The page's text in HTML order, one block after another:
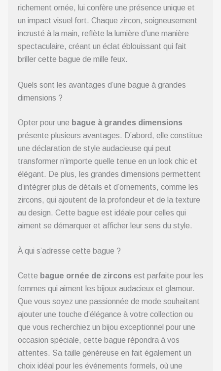
richement ornée, lui confère une présence unique et
un impact visuel fort. Chaque zircon, soigneusement
incrusté à la main, reflète la lumière d’une manière
spectaculaire, créant un éclat éblouissant qui fait
briller cette bague de mille feux.
Quels sont les avantages d’une bague à grandes
dimensions ?
Opter pour une bague à grandes dimensions
présente plusieurs avantages. D’abord, elle constitue
une déclaration de style audacieuse qui peut
transformer n’importe quelle tenue en un look chic et
élégant. De plus, les grandes dimensions permettent
d’intégrer plus de détails et d’ornements, comme les
zircons, qui ajoutent de la profondeur et de la texture
au design. Cette bague est idéale pour celles qui
aiment se démarquer et afficher leur sens du style.
À qui s’adresse cette bague ?
Cette bague ornée de zircons est parfaite pour les
femmes qui aiment les bijoux audacieux et glamour.
Que vous soyez une passionnée de mode souhaitant
ajouter une touche d’élégance à votre collection ou
que vous recherchiez un bijou exceptionnel pour une
occasion spéciale, cette bague répondra à vos
attentes. Sa taille généreuse en fait également un
choix idéal pour les événements formels, où une